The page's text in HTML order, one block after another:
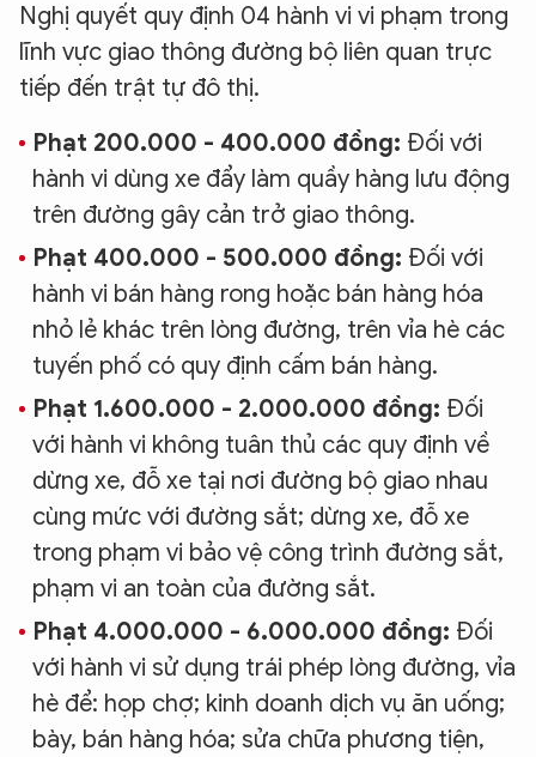
Nghị quyết quy định 04 hành vi vi phạm trong
lĩnh vực giao thông đường bộ liên quan trực
tiếp đến trật tự đô thị.
Phạt 200.000 - 400.000 đồng: Đối với
hành vi dùng xe đẩy làm quầy hàng lưu động
trên đường gây cản trở giao thông.
Phạt 400.000 - 500.000 đồng: Đối với
hành vi bán hàng rong hoặc bán hàng hóa
nhỏ lẻ khác trên lòng đường, trên vỉa hè các
tuyến phố có quy định cấm bán hàng.
Phạt 1.600.000 - 2.000.000 đồng: Đối
với hành vi không tuân thủ các quy định về
dừng xe, đỗ xe tại nơi đường bộ giao nhau
cùng mức với đường sắt; dừng xe, đỗ xe
trong phạm vi bảo vệ công trình đường sắt,
phạm vi an toàn của đường sắt.
Phạt 4.000.000 - 6.000.000 đồng: Đối
với hành vi sử dụng trái phép lòng đường, vỉa
hè để: họp chợ; kinh doanh dịch vụ ăn uống;
bày, bán hàng hóa; sửa chữa phương tiện,